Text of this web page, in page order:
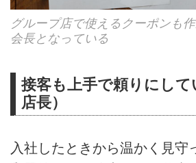
グループ店で使えるクーポンも
会長となっている
接客も上手で頼りにして
店長）
入社したときから温かく見守